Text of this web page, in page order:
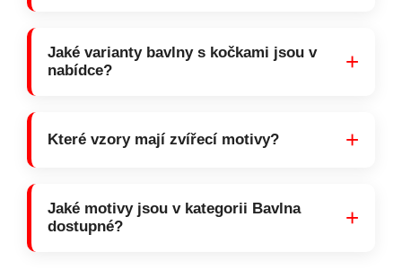
Jaké varianty bavlny s kočkami jsou v
nabídce?
+
Které vzory mají zvířecí motivy? +
Jaké motivy jsou v kategorii Bavlna
dostupné?
+